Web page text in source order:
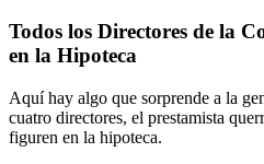
Todos los Directores de la
en la Hipoteca
Aquí hay algo que sorprende a la
cuatro directores, el prestamista
figuren en la hipoteca.